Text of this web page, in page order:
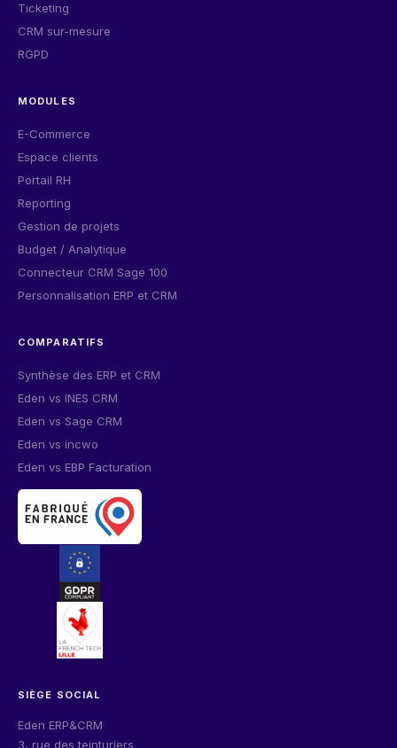
Ticketing
CRM sur-mesure
RGPD
MODULES
E-Commerce
Espace clients
Portail RH
Reporting
Gestion de projets
Budget / Analytique
Connecteur CRM Sage 100
Personnalisation ERP et CRM
COMPARATIFS
Synthèse des ERP et CRM
Eden vs INES CRM
Eden vs Sage CRM
Eden vs incwo
Eden vs EBP Facturation
SIÈGE SOCIAL
Eden ERP&CRM
3, rue des teinturiers